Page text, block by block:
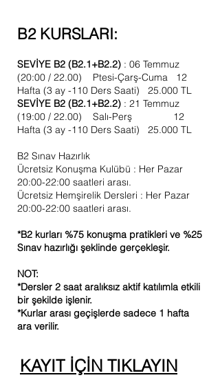
B2 KURSLARI:
SEVİYE B2 (B2.1+B2.2) : 06 Temmuz
(20:00 / 22.00) Ptesi-Çarş-Cuma 12
Hafta (3 ay -110 Ders Saati) 25.000 TL
SEVİYE B2 (B2.1+B2.2) : 21 Temmuz
(19:00 / 22.00) Salı-Perş 12
Hafta (3 ay -110 Ders Saati) 25.000 TL
B2 Sınav Hazırlık
Ücretsiz Konuşma Kulübü : Her Pazar
20:00-22:00 saatleri arası.
Ücretsiz Hemşirelik Dersleri : Her Pazar
20:00-22:00 saatleri arası.
*B2 kurları %75 konuşma pratikleri ve %25
Sınav hazırlığı şeklinde gerçekleşir.
NOT:
*Dersler 2 saat aralıksız aktif katılımla etkili
bir şekilde işlenir.
*Kurlar arası geçişlerde sadece 1 hafta
ara verilir.
KAYIT İÇİN TIKLAYIN